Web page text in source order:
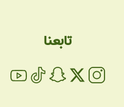
تابعنا